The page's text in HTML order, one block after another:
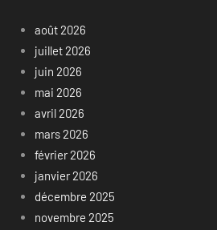
août 2026
juillet 2026
juin 2026
mai 2026
avril 2026
mars 2026
février 2026
janvier 2026
décembre 2025
novembre 2025